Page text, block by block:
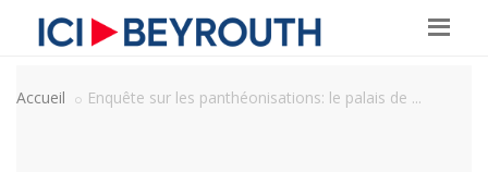
Accueil Enquête sur les panthéonisations: le palais de ...